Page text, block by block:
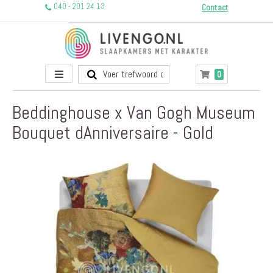
040 - 201 24 13 Contact
Toggle
Nav
Winkelwagen
0producten
Beddinghouse x Van Gogh Museum
Bouquet dAnniversaire - Gold
afbeeldingen-